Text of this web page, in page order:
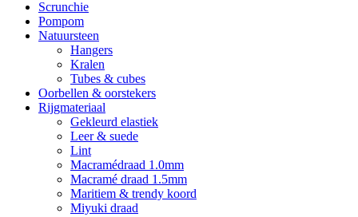
Scrunchie
Pompom
Natuursteen
Hangers
Kralen
Tubes & cubes
Oorbellen & oorstekers
Rijgmateriaal
Gekleurd elastiek
Leer & suede
Lint
Macramédraad 1.0mm
Macramé draad 1.5mm
Maritiem & trendy koord
Miyuki draad